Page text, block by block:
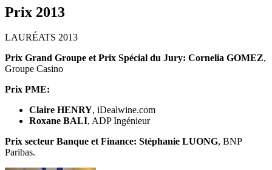
Prix 2013
LAURÉATS 2013
Prix Grand Groupe et Prix Spécial du Jury: Cornelia GOMEZ,
Groupe Casino
Prix PME:
Claire HENRY, iDealwine.com
Roxane BALI, ADP Ingénieur
Prix secteur Banque et Finance: Stéphanie LUONG, BNP
Paribas.